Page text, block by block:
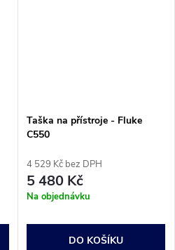
Taška na přístroje - Fluke
C550
4 529 Kč bez DPH
5 480 Kč
Na objednávku
DO KOŠÍKU